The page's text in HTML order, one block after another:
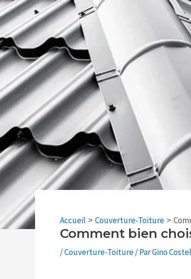
Accueil Couverture-Toiture
Comment bien
/Couverture-Toiture/ ParGino